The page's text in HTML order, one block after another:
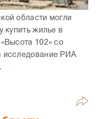
области могли
купить жилье в
102» со
исследование РИА